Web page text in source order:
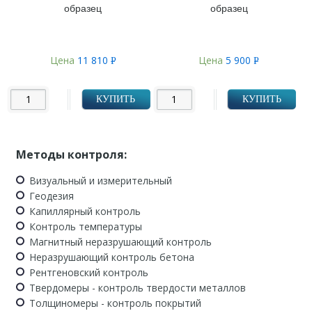
образец
Цена 11 810 Р
КУПИТЬ
образец
Цена5 900Р
КУПИТЬ
Методы контроля:
Визуальный и измерительный
Геодезия
Капиллярный контроль
Контроль температуры
Магнитный неразрушающий контроль
Неразрушающий контроль бетона
Рентгеновский контроль
Твердомеры - контроль твердости металлов
Толщиномеры - контроль покрытий